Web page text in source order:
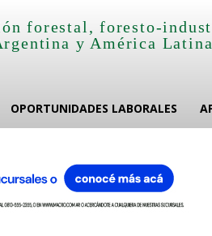
forestal, foresto-
y América
OPORTUNIDADES LABORALES